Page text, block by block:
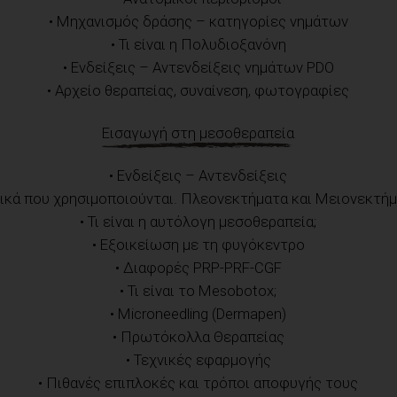
• Μηχανισμός δράσης – κατηγορίες νημάτων
• Τι είναι η Πολυδιοξανόνη
• Ενδείξεις – Αντενδείξεις νημάτων PDO
• Αρχείο θεραπείας, συναίνεση, φωτογραφίες
Εισαγωγή στη μεσοθεραπεία
• Ενδείξεις – Αντενδείξεις
που χρησιμοποιούνται. Πλεονεκτήματα και
• Τι είναι η αυτόλογη μεσοθεραπεία;
• Εξοικείωση με τη φυγόκεντρο
• Διαφορές PRP-PRF-CGF
• Τι είναι το Mesobotox;
• Microneedling (Dermapen)
• Πρωτόκολλα Θεραπείας
• Τεχνικές εφαρμογής
• Πιθανές επιπλοκές και τρόποι αποφυγής τους